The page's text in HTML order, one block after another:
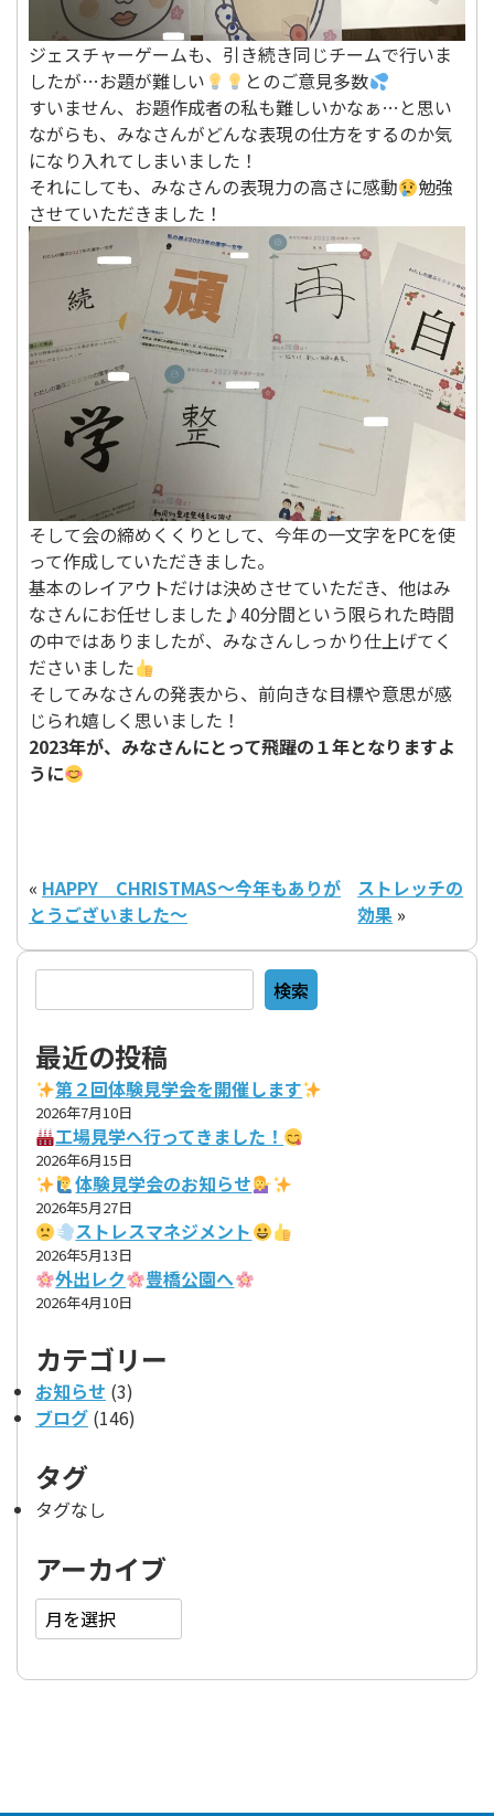
ジェスチャーゲームも、引き続き同じチームで行いま
したが…お題が難しい
とのご意見多数
すいません、お題作成者の私も難しいかなぁ…と思い
ながらも、みなさんがどんな表現の仕方をするのか気
になり入れてしまいました！
それにしても、みなさんの表現力の高さに感動
勉強
させていただきました！
そして会の締めくくりとして、今年の一文字をPCを使
って作成していただきました。
基本のレイアウトだけは決めさせていただき、他はみ
なさんにお任せしました♪40分間という限られた時間
の中ではありましたが、みなさんしっかり仕上げてく
ださいました
そしてみなさんの発表から、前向きな目標や意思が感
じられ嬉しく思いました！
2023年が、みなさんにとって飛躍の１年となりますよ
うに
« HAPPY CHRISTMAS～今年もありが
とうございました～
ストレッチの
効果 »
検索
最近の投稿
第２回体験見学会を開催します
2026年7月10日
工場見学へ行ってきました！
2026年6月15日
体験見学会のお知らせ
2026年5月27日
ストレスマネジメント
2026年5月13日
外出レク 豊橋公園へ
2026年4月10日
カテゴリー
お知らせ (3)
ブログ (146)
タグ
タグなし
アーカイブ
ア
ー
イ